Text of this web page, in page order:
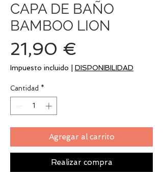
CAPA DE BAÑO
BAMBOO LION
21,90 €
Impuesto incluido DISPONIBILIDAD
Cantidad *
Agregar al carrito
Realizar compra